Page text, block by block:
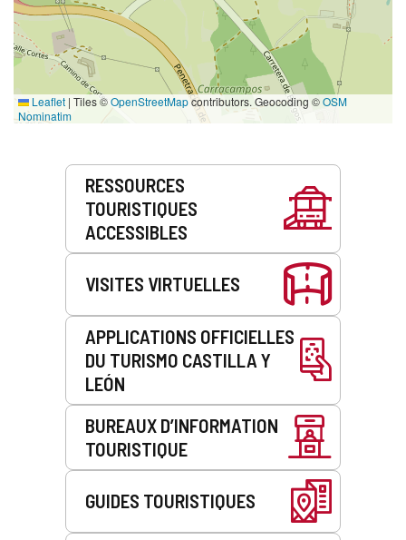
Leaflet | Tiles ©OpenStreetMapcontributors. Geocoding ©OSM
Nominatim
Prestations
RESSOURCES
TOURISTIQUES
ACCESSIBLES
VISITES VIRTUELLES
APPLICATIONS OFFICIELLES
DU TURISMO CASTILLA Y
LEÓN
BUREAUX D’INFORMATION
TOURISTIQUE
GUIDES TOURISTIQUES